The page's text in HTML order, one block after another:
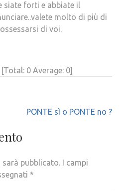
siate forti e abbiate il
molto di più di
di voi.
[Total: 0 Average: 0]
PONTE sì o PONTE no ?
pubblicato. I campi
*